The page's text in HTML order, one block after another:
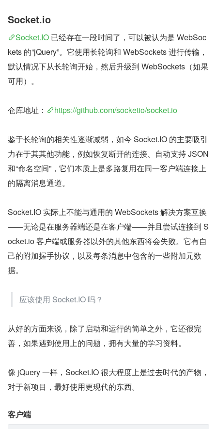
Socket.io
Socket.IO 已经存在一段时间了，可以被认为是 WebSoc
kets 的“jQuery”。它使用长轮询和 WebSockets 进行传输，
默认情况下从长轮询开始，然后升级到 WebSockets（如果
可用）。
仓库地址： https://github.com/socketio/socket.io
鉴于长轮询的相关性逐渐减弱，如今 Socket.IO 的主要吸引
力在于其其他功能，例如恢复断开的连接、自动支持 JSON
和“命名空间”，它们本质上是多路复用在同一客户端连接上
的隔离消息通道。
Socket.IO 实际上不能与通用的 WebSockets 解决方案互换
——无论是在服务器端还是在客户端——并且尝试连接到 S
ocket.io 客户端或服务器以外的其他东西将会失败。它有自
己的附加握手协议，以及每条消息中包含的一些附加元数
据。
应该使用 Socket.IO 吗？
从好的方面来说，除了启动和运行的简单之外，它还很完
善，如果遇到使用上的问题，拥有大量的学习资料。
像 jQuery 一样，Socket.IO 很大程度上是过去时代的产物，
对于新项目，最好使用更现代的东西。
客户端